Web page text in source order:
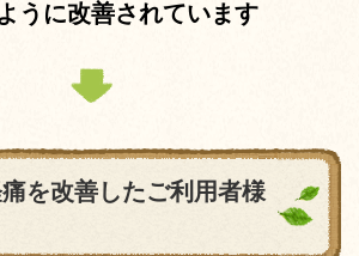
うに改善されています
を改善したご利用者様